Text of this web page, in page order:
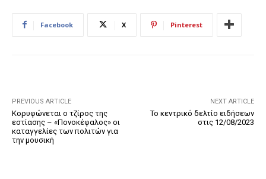
Facebook X Pinterest
PREVIOUS ARTICLE
Κορυφώνεται ο τζίρος της
εστίασης – «Πονοκέφαλος» οι
καταγγελίες των πολιτών για
την μουσική
NEXT ARTICLE
Το κεντρικό δελτίο ειδήσεων
στις 12/08/2023